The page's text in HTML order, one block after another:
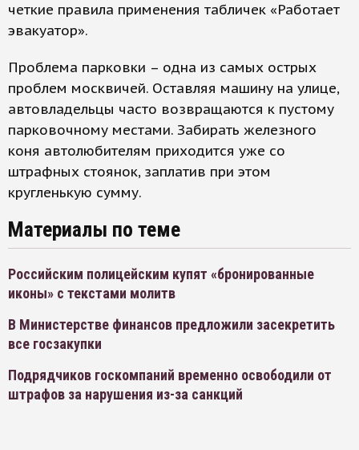
четкие правила применения табличек «Работает
эвакуатор».
Проблема парковки – одна из самых острых
проблем москвичей. Оставляя машину на улице,
автовладельцы часто возвращаются к пустому
парковочному местами. Забирать железного
коня автолюбителям приходится уже со
штрафных стоянок, заплатив при этом
кругленькую сумму.
Материалы по теме
Российским полицейским купят «бронированные
иконы» с текстами молитв
В Министерстве финансов предложили засекретить
все госзакупки
Подрядчиков госкомпаний временно освободили от
штрафов за нарушения из-за санкций